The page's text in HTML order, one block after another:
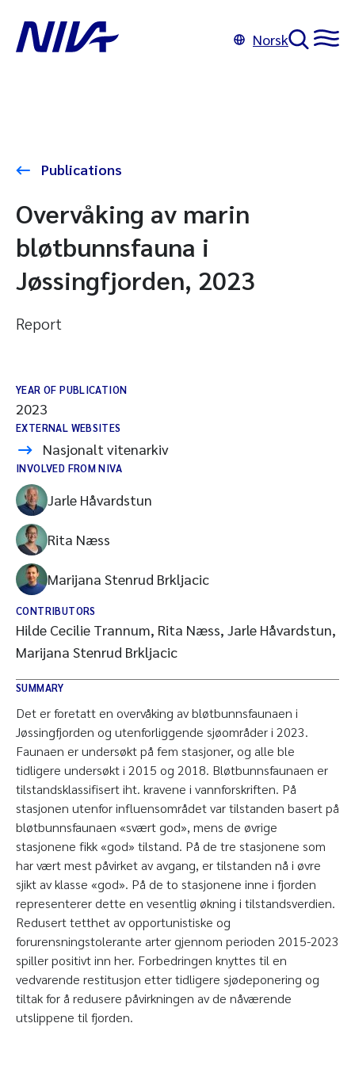
Norsk
Publications
Overvåking av marin
bløtbunnsfauna i
Jøssingfjorden, 2023
Report
YEAR OF PUBLICATION
2023
EXTERNAL WEBSITES
Nasjonalt vitenarkiv
INVOLVED FROM NIVA
Jarle Håvardstun
Rita Næss
Marijana Stenrud Brkljacic
CONTRIBUTORS
Hilde Cecilie Trannum, Rita Næss, Jarle Håvardstun,
Marijana Stenrud Brkljacic
SUMMARY
Det er foretatt en overvåking av bløtbunnsfaunaen i
Jøssingfjorden og utenforliggende sjøområder i 2023.
Faunaen er undersøkt på fem stasjoner, og alle ble
tidligere undersøkt i 2015 og 2018. Bløtbunnsfaunaen er
tilstandsklassifisert iht. kravene i vannforskriften. På
stasjonen utenfor influensområdet var tilstanden basert på
bløtbunnsfaunaen «svært god», mens de øvrige
stasjonene fikk «god» tilstand. På de tre stasjonene som
har vært mest påvirket av avgang, er tilstanden nå i øvre
sjikt av klasse «god». På de to stasjonene inne i fjorden
representerer dette en vesentlig økning i tilstandsverdien.
Redusert tetthet av opportunistiske og
forurensningstolerante arter gjennom perioden 2015-2023
spiller positivt inn her. Forbedringen knyttes til en
vedvarende restitusjon etter tidligere sjødeponering og
tiltak for å redusere påvirkningen av de nåværende
utslippene til fjorden.